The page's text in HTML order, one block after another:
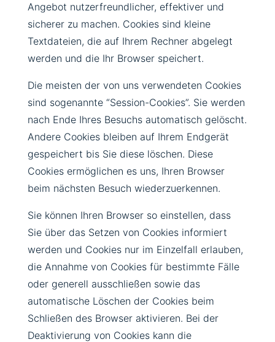
Angebot nutzerfreundlicher, effektiver und
sicherer zu machen. Cookies sind kleine
Textdateien, die auf Ihrem Rechner abgelegt
werden und die Ihr Browser speichert.
Die meisten der von uns verwendeten Cookies
sind sogenannte “Session-Cookies”. Sie werden
nach Ende Ihres Besuchs automatisch gelöscht.
Andere Cookies bleiben auf Ihrem Endgerät
gespeichert bis Sie diese löschen. Diese
Cookies ermöglichen es uns, Ihren Browser
beim nächsten Besuch wiederzuerkennen.
Sie können Ihren Browser so einstellen, dass
Sie über das Setzen von Cookies informiert
werden und Cookies nur im Einzelfall erlauben,
die Annahme von Cookies für bestimmte Fälle
oder generell ausschließen sowie das
automatische Löschen der Cookies beim
Schließen des Browser aktivieren. Bei der
Deaktivierung von Cookies kann die